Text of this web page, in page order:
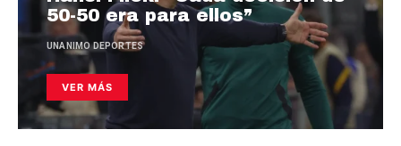
50-50 era para ellos”
UNANIMO DEPORTES
VER MÁS